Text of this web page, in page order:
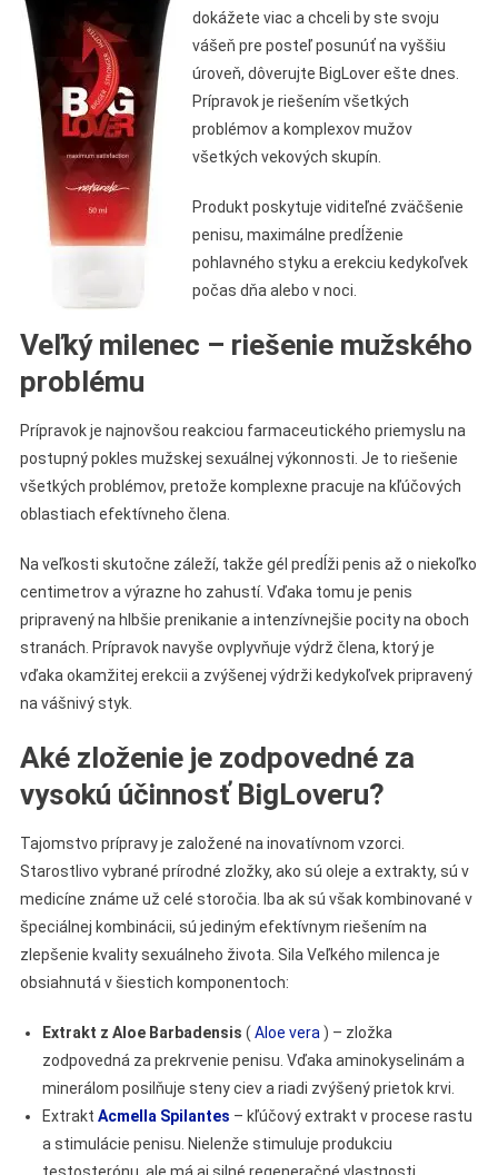
dokážete viac a chceli by ste svoju
vášeň pre posteľ posunúť na vyššiu
úroveň, dôverujte BigLover ešte dnes.
Prípravok je riešením všetkých
problémov a komplexov mužov
všetkých vekových skupín.
Produkt poskytuje viditeľné zväčšenie
penisu, maximálne predĺženie
pohlavného styku a erekciu kedykoľvek
počas dňa alebo v noci.
Veľký milenec – riešenie mužského
problému
Prípravok je najnovšou reakciou farmaceutického priemyslu na
postupný pokles mužskej sexuálnej výkonnosti. Je to riešenie
všetkých problémov, pretože komplexne pracuje na kľúčových
oblastiach efektívneho člena.
Na veľkosti skutočne záleží, takže gél predĺži penis až o niekoľko
centimetrov a výrazne ho zahustí. Vďaka tomu je penis
pripravený na hlbšie prenikanie a intenzívnejšie pocity na oboch
stranách. Prípravok navyše ovplyvňuje výdrž člena, ktorý je
vďaka okamžitej erekcii a zvýšenej výdrži kedykoľvek pripravený
na vášnivý styk.
Aké zloženie je zodpovedné za
vysokú účinnosť BigLoveru?
Tajomstvo prípravy je založené na inovatívnom vzorci.
Starostlivo vybrané prírodné zložky, ako sú oleje a extrakty, sú v
medicíne známe už celé storočia. Iba ak sú však kombinované v
špeciálnej kombinácii, sú jediným efektívnym riešením na
zlepšenie kvality sexuálneho života. Sila Veľkého milenca je
obsiahnutá v šiestich komponentoch:
Extrakt z Aloe Barbadensis ( Aloe vera ) – zložka
zodpovedná za prekrvenie penisu. Vďaka aminokyselinám a
minerálom posilňuje steny ciev a riadi zvýšený prietok krvi.
Extrakt Acmella Spilantes – kľúčový extrakt v procese rastu
a stimulácie penisu. Nielenže stimuluje produkciu